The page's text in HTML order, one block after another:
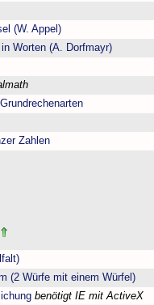
(W. Appel)
Worten (A. Dorfmayr)
Zahlen
(2 Würfe mit einem Würfel)
benötigt IE mit ActiveX